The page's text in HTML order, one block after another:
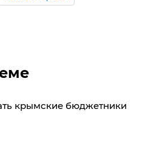
крымские бюджетники